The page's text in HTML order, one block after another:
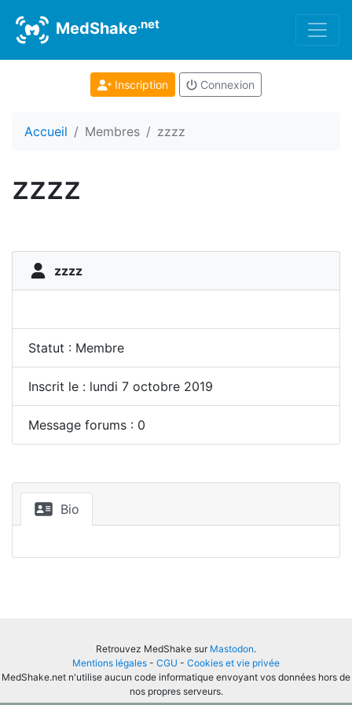
MedShake.net
Inscription Connexion
Accueil Membres zzzz
zzzz
zzzz
Statut : Membre
Inscrit le : lundi 7 octobre 2019
Message forums : 0
Bio
Retrouvez MedShake sur Mastodon.
Mentions légales - CGU - Cookies et vie privée
MedShake.net n'utilise aucun code informatique envoyant vos données hors de
nos propres serveurs.